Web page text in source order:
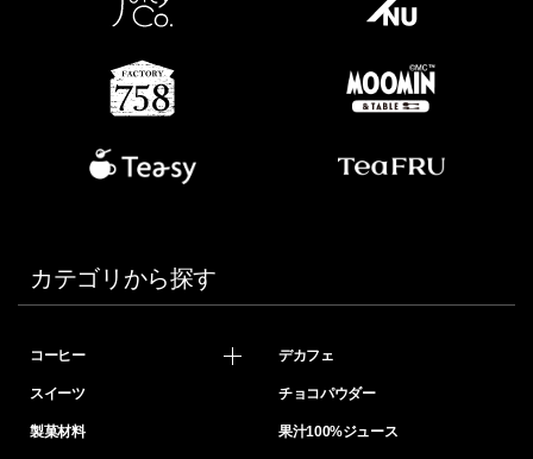
カテゴリから探す
コーヒー デカフェ
スイーツ チョコパウダー
製菓材料 果汁100%ジュース